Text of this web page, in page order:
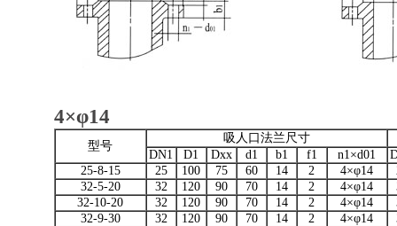
4×φ14
型号
吸人口法兰尺寸
DN1
D1 Dxx d1 b1 f1 n1×d01
25-8-15
25 100 75 60 14 2 4×φ14
32-5-20
32 120 90 70 14 2 4×φ14
32-10-20
32 120 90 70 14 2 4×φ14
32-9-30
32 120 90 70 14 2 4×φ14